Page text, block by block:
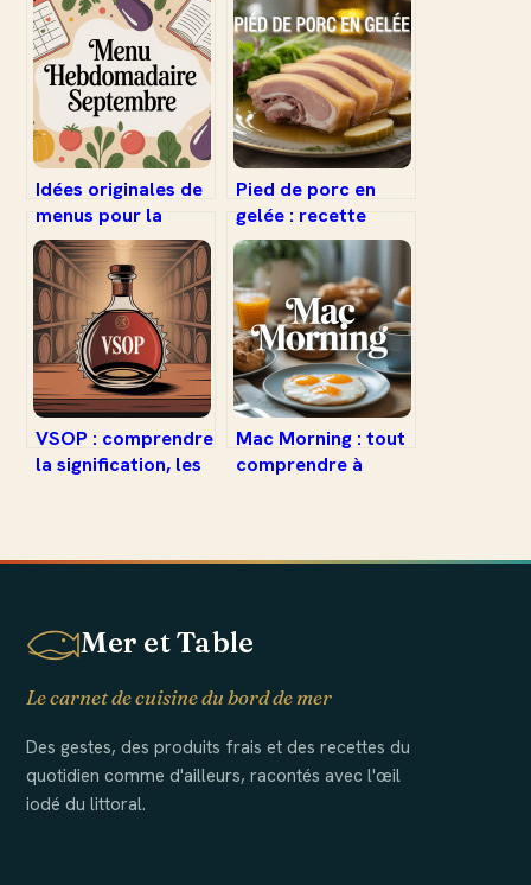
Idées originales de
menus pour la
semaine en
septembre :
astuces et
inspirations
Pied de porc en
gelée : recette
traditionnelle,
astuces et conseils
pratiques
VSOP : comprendre
la signification, les
spiritueux
Mac Morning : tout
comprendre à
France
Mer et Table
Le carnet de cuisine du bord de mer
Des gestes, des produits frais et des recettes du
quotidien comme d'ailleurs, racontés avec l'œil
iodé du littoral.